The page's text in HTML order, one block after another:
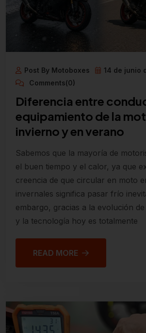
Post By Motoboxes
14 de junio
Comments(0)
Diferencia entre
equipamiento de la
invierno y en verano
Sabemos que la mayoría de
el buen tiempo y el calor, ya que
creencia de que circular en moto
invernales significa pasar frío
embargo, gracias a la evolución
y la tecnología hoy es totalmente
READ MORE